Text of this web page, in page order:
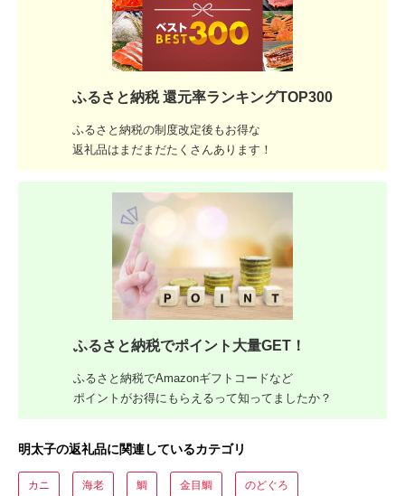
ふるさと納税 還元率ランキングTOP300
ふるさと納税の制度改定後もお得な
返礼品はまだまだたくさんあります！
ふるさと納税でポイント大量GET！
ふるさと納税でAmazonギフトコードなど
ポイントがお得にもらえるって知ってましたか？
明太子の返礼品に関連しているカテゴリ
カニ 海老 鯛 金目鯛 のどぐろ